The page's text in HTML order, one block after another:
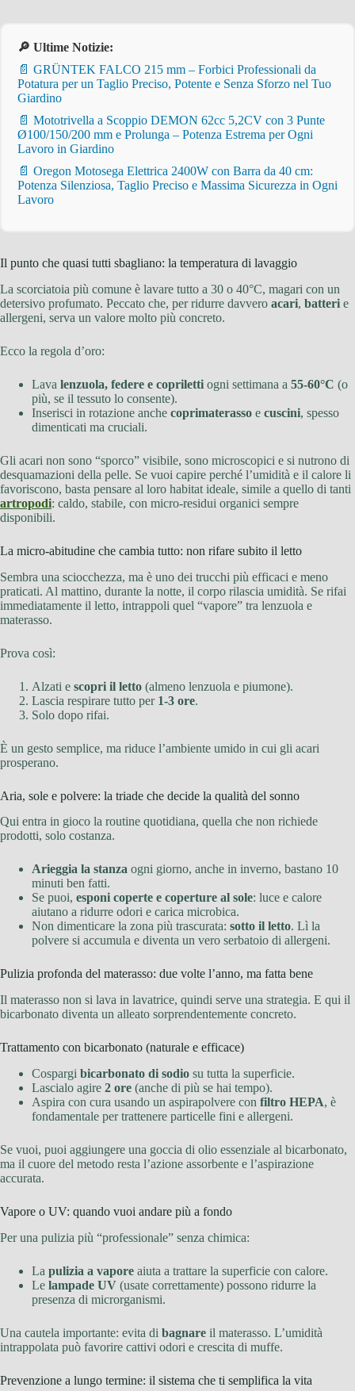
🔎 Ultime Notizie:
📄 GRÜNTEK FALCO 215 mm – Forbici Professionali da
Potatura per un Taglio Preciso, Potente e Senza Sforzo nel Tuo
Giardino
📄 Mototrivella a Scoppio DEMON 62cc 5,2CV con 3 Punte
Ø100/150/200 mm e Prolunga – Potenza Estrema per Ogni
Lavoro in Giardino
📄 Oregon Motosega Elettrica 2400W con Barra da 40 cm:
Potenza Silenziosa, Taglio Preciso e Massima Sicurezza in Ogni
Lavoro
Il punto che quasi tutti sbagliano: la temperatura di lavaggio
La scorciatoia più comune è lavare tutto a 30 o 40°C, magari con un
detersivo profumato. Peccato che, per ridurre davvero acari, batteri e
allergeni, serva un valore molto più concreto.
Ecco la regola d’oro:
Lava lenzuola, federe e copriletti ogni settimana a 55-60°C (o
più, se il tessuto lo consente).
Inserisci in rotazione anche coprimaterasso e cuscini, spesso
dimenticati ma cruciali.
Gli acari non sono “sporco” visibile, sono microscopici e si nutrono di
desquamazioni della pelle. Se vuoi capire perché l’umidità e il calore li
favoriscono, basta pensare al loro habitat ideale, simile a quello di tanti
artropodi: caldo, stabile, con micro-residui organici sempre
disponibili.
La micro-abitudine che cambia tutto: non rifare subito il letto
Sembra una sciocchezza, ma è uno dei trucchi più efficaci e meno
praticati. Al mattino, durante la notte, il corpo rilascia umidità. Se rifai
immediatamente il letto, intrappoli quel “vapore” tra lenzuola e
materasso.
Prova così:
Alzati e scopri il letto (almeno lenzuola e piumone).
Lascia respirare tutto per 1-3 ore.
Solo dopo rifai.
È un gesto semplice, ma riduce l’ambiente umido in cui gli acari
prosperano.
Aria, sole e polvere: la triade che decide la qualità del sonno
Qui entra in gioco la routine quotidiana, quella che non richiede
prodotti, solo costanza.
Arieggia la stanza ogni giorno, anche in inverno, bastano 10
minuti ben fatti.
Se puoi, esponi coperte e coperture al sole: luce e calore
aiutano a ridurre odori e carica microbica.
Non dimenticare la zona più trascurata: sotto il letto. Lì la
polvere si accumula e diventa un vero serbatoio di allergeni.
Pulizia profonda del materasso: due volte l’anno, ma fatta bene
Il materasso non si lava in lavatrice, quindi serve una strategia. E qui il
bicarbonato diventa un alleato sorprendentemente concreto.
Trattamento con bicarbonato (naturale e efficace)
Cospargi bicarbonato di sodio su tutta la superficie.
Lascialo agire 2 ore (anche di più se hai tempo).
Aspira con cura usando un aspirapolvere con filtro HEPA, è
fondamentale per trattenere particelle fini e allergeni.
Se vuoi, puoi aggiungere una goccia di olio essenziale al bicarbonato,
ma il cuore del metodo resta l’azione assorbente e l’aspirazione
accurata.
Vapore o UV: quando vuoi andare più a fondo
Per una pulizia più “professionale” senza chimica:
La pulizia a vapore aiuta a trattare la superficie con calore.
Le lampade UV (usate correttamente) possono ridurre la
presenza di microrganismi.
Una cautela importante: evita di bagnare il materasso. L’umidità
intrappolata può favorire cattivi odori e crescita di muffe.
Prevenzione a lungo termine: il sistema che ti semplifica la vita